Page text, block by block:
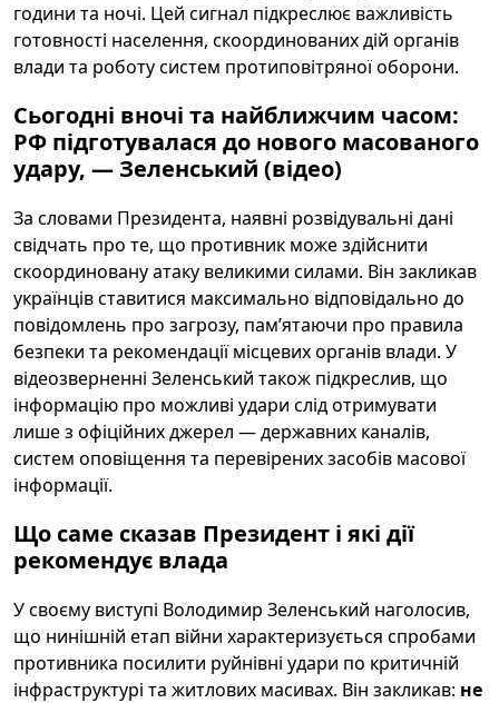
години та ночі. Цей сигнал підкреслює важливість
готовності населення, скоординованих дій органів
влади та роботy систем протиповітряної оборони.
Сьогодні вночі та найближчим часом:
РФ підготувалася до нового масованого
удару, — Зеленський (відео)
За словами Президента, наявні розвідувальні дані
свідчать про те, що противник може здійснити
скоординовану атаку великими силами. Він закликав
українців ставитися максимально відповідально до
повідомлень про загрозу, пам’ятаючи про правила
безпеки та рекомендації місцевих органів влади. У
відеозверненні Зеленський також підкреслив, що
інформацію про можливі удари слід отримувати
лише з офіційних джерел — державних каналів,
систем оповіщення та перевірених засобів масової
інформації.
Що саме сказав Президент і які дії
рекомендує влада
У своєму виступі Володимир Зеленський наголосив,
що нинішній етап війни характеризується спробами
противника посилити руйнівні удари по критичній
інфраструктурі та житлових масивах. Він закликав: не